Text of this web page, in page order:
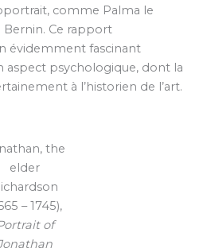
comme Palma le
Ce rapport
évidemment fascinant
aspect psychologique, dont la
à l’historien de l’art.
the
elder
– 1745),
of